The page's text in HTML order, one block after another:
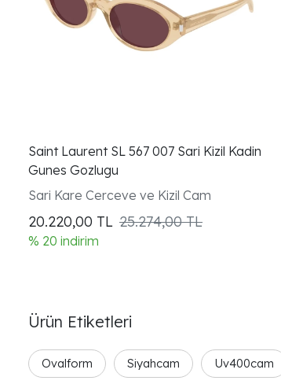
Saint Laurent SL 567 007 Sari Kizil Kadin
Gunes Gozlugu
Sari Kare Cerceve ve Kizil Cam
20.220,00 TL 25.274,00 TL
% 20 indirim
Ürün Etiketleri
Ovalform Siyahcam Uv400cam